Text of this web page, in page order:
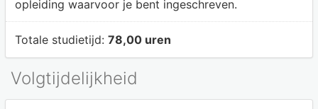
opleiding waarvoor je bent ingeschreven.
Totale studietijd: 78,00 uren
Volgtijdelijkheid